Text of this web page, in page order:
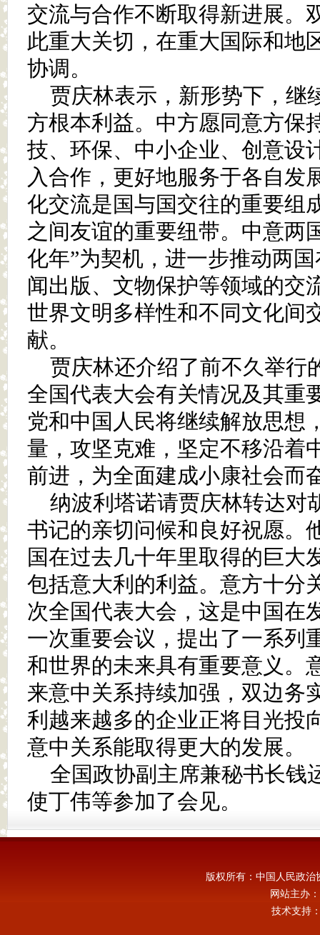
交流与合作不断取得新进展。
此重大关切，在重大国际和地
协调。
贾庆林表示，新形势下，继
方根本利益。中方愿同意方保
技、环保、中小企业、创意设
入合作，更好地服务于各自发
化交流是国与国交往的重要组
之间友谊的重要纽带。中意两
化年”为契机，进一步推动两
闻出版、文物保护等领域的交
世界文明多样性和不同文化间
献。
贾庆林还介绍了前不久举行
全国代表大会有关情况及其重
党和中国人民将继续解放思想
量，攻坚克难，坚定不移沿着
前进，为全面建成小康社会而
纳波利塔诺请贾庆林转达对
书记的亲切问候和良好祝愿。
国在过去几十年里取得的巨大
包括意大利的利益。意方十分
次全国代表大会，这是中国在
一次重要会议，提出了一系列
和世界的未来具有重要意义。
来意中关系持续加强，双边务
利越来越多的企业正将目光投
意中关系能取得更大的发展。
全国政协副主席兼秘书长钱
使丁伟等参加了会见。
版权所有：中国人民政
网站主办
技术支持